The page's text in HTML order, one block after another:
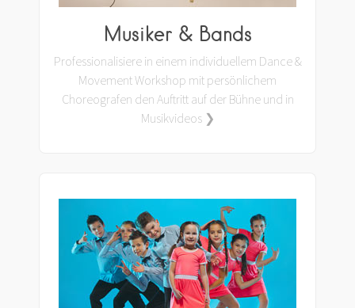
Musiker & Bands
Professionalisiere in einem individuellem Dance &
Movement Workshop mit persönlichem
Choreografen den Auftritt auf der Bühne und in
Musikvideos ❯